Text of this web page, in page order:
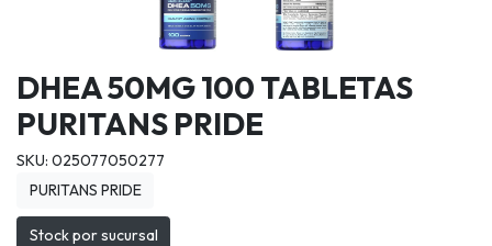
DHEA 50MG 100 TABLETAS
PURITANS PRIDE
SKU: 025077050277
PURITANS PRIDE
Stock por sucursal